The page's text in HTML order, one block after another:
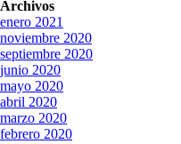
Archivos
enero 2021
noviembre 2020
septiembre 2020
junio 2020
mayo 2020
abril 2020
marzo 2020
febrero 2020